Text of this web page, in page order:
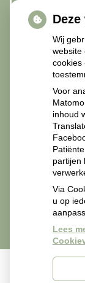
Recepten van
Wij
website
cookies
Voor
inhoud
partijen
Via
u op
Lees